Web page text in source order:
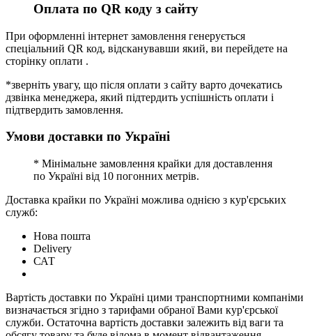
Оплата по QR коду з сайту
При оформленні інтернет замовлення генерується
спеціальний QR код, відсканувавши який, ви перейдете на
сторінку оплати .
*зверніть увагу, що після оплати з сайту варто дочекатись
дзвінка менеджера, який підтердить успішність оплати і
підтвердить замовлення.
Умови доставки по Україні
* Мінімальне замовлення крайки для доставлення
по Україні від 10 погонних метрів.
Доставка крайки по Україні можлива однією з кур'єрських
служб:
Нова пошта
Delivery
САТ
Вартість доставки по Україні цими транспортними компаніми
визначається згідно з тарифами обраної Вами кур'єрської
служби. Остаточна вартість доставки залежить від ваги та